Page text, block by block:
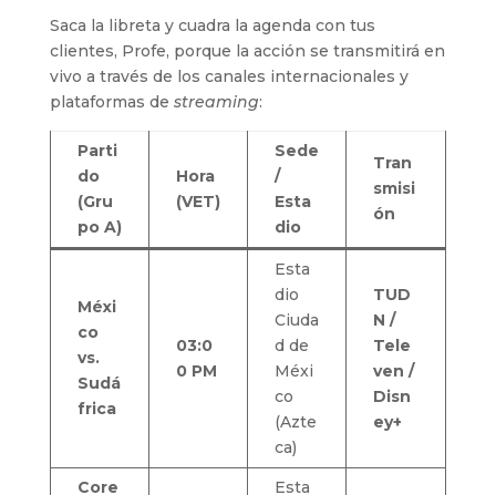
Saca la libreta y cuadra la agenda con tus
clientes, Profe, porque la acción se transmitirá en
vivo a través de los canales internacionales y
plataformas de streaming:
Parti
do
(Gru
po A)
Hora
(VET)
Sede
/
Esta
dio
Tran
smisi
ón
Méxi
co
vs.
Sudá
frica
03:0
0 PM
Esta
dio
Ciuda
d de
Méxi
co
(Azte
ca)
TUD
N /
Tele
ven /
Disn
ey+
Core Esta